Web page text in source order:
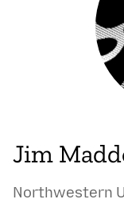
Magazin
Jim
Northwestern